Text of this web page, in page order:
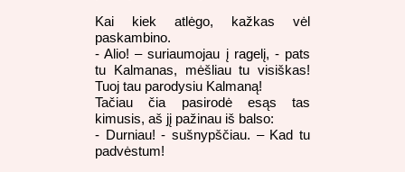
Kai kiek atlėgo, kažkas vėl
paskambino.
- Alio! – suriaumojau į ragelį, - pats
tu Kalmanas, mėšliau tu visiškas!
Tuoj tau parodysiu Kalmaną!
Tačiau čia pasirodė esąs tas
kimusis, aš jį pažinau iš balso:
- Durniau! - sušnypščiau. – Kad tu
padvėstum!